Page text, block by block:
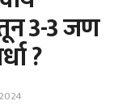
3-3 जण
?